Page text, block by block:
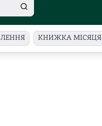
КНИЖКА МІСЯЦЯ